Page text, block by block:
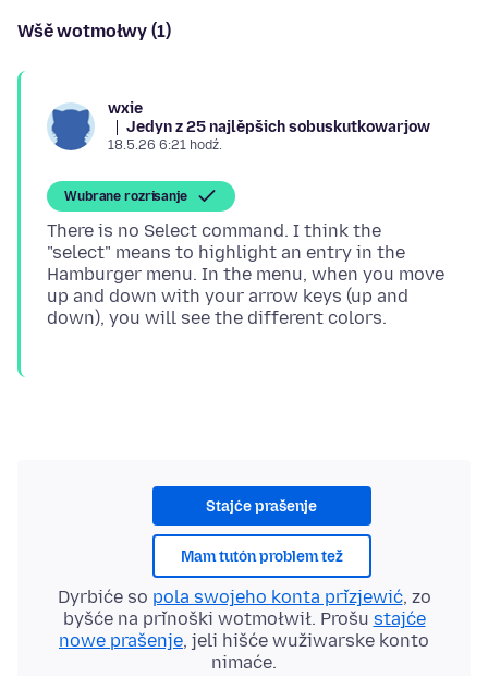
Wšě wotmołwy (1)
wxie
Jedyn z 25 najlěpšich sobuskutkowarjow
18.5.26 6:21 hodź.
Wubrane rozrisanje
There is no Select command. I think the
"select" means to highlight an entry in the
Hamburger menu. In the menu, when you move
up and down with your arrow keys (up and
Stajće prašenje
Mam tutón problem tež
Dyrbiće so pola swojeho konta přizjewić, zo
byšće na přinoški wotmołwił. Prošu stajće
nowe prašenje, jeli hišće wužiwarske konto
nimaće.